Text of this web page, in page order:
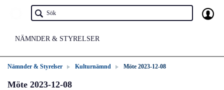
NÄMNDER & STYRELSER
Nämnder & Styrelser Kulturnämnd Möte 2023-12-08
Möte 2023-12-08